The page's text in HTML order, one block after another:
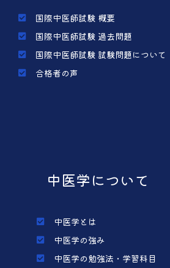
国際中医師試験 概要
国際中医師試験 過去問題
国際中医師試験 試験問題について
合格者の声
中医学について
中医学とは
中医学の強み
中医学の勉強法・学習科目